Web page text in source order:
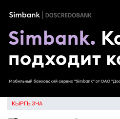
КЫРГЫЗЧА